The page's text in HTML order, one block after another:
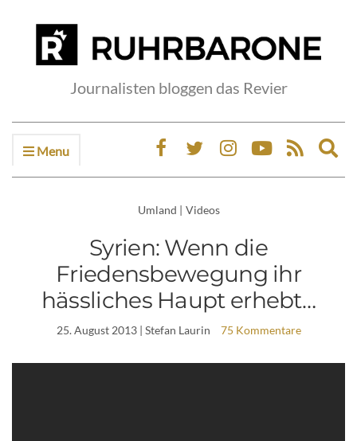
Journalisten bloggen das Revier
Menu
Umland | Videos
Syrien: Wenn die
Friedensbewegung ihr
hässliches Haupt erhebt…
25. August 2013| Stefan Laurin 75 Kommentare